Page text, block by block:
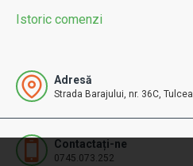
Istoric comenzi
Adresă
Strada Barajului, nr. 36C, Tulcea
Contactați-ne
0745.073.252